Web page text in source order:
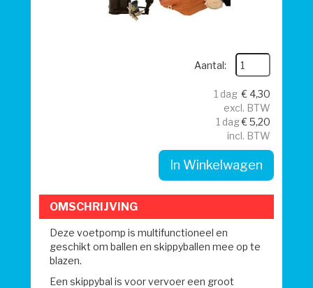
Aantal:
1 dag € 4,30
excl. BTW
1 dag€ 5,20
incl. BTW
In Winkelwagen
OMSCHRIJVING
Deze voetpomp is multifunctioneel en
geschikt om ballen en skippyballen mee op te
blazen.
Een skippybal is voor vervoer een groot